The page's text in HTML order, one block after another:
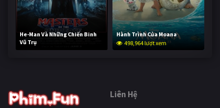
He-Man Và Những Chiến Binh
Vũ Trụ
248,398 lượt xem
Hành Trình Của Moana
498,964 lượt xem
Liên Hệ